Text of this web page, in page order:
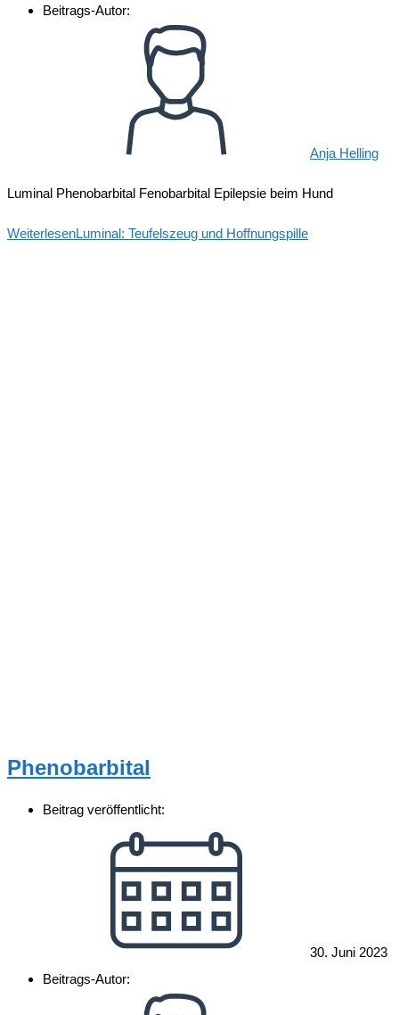
Beitrags-Autor:
Anja Helling
Luminal Phenobarbital Fenobarbital Epilepsie beim Hund
WeiterlesenLuminal: Teufelszeug und Hoffnungspille
Phenobarbital
Beitrag veröffentlicht:
30. Juni 2023
Beitrags-Autor: